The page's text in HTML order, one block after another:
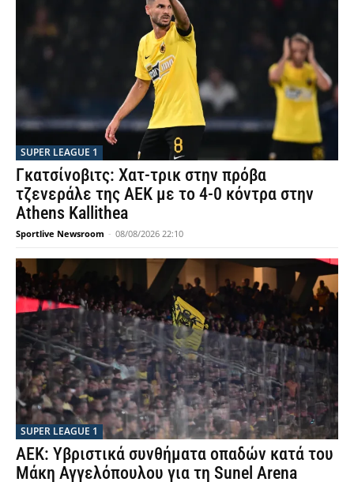
SUPER LEAGUE 1
Γκατσίνοβιτς: Χατ-τρικ στην πρόβα
τζενεράλε της ΑΕΚ με το 4-0 κόντρα στην
Athens Kallithea
Sportlive Newsroom - 08/08/2026 22:10
SUPER LEAGUE 1
ΑΕΚ: Υβριστικά συνθήματα οπαδών κατά του
Μάκη Αγγελόπουλου για τη Sunel Arena